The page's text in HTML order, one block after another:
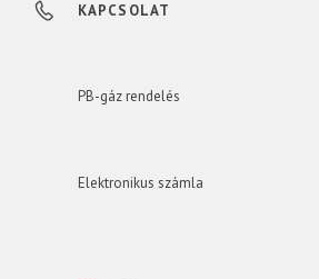
KAPCSOLAT
PB-gáz rendelés
Elektronikus számla